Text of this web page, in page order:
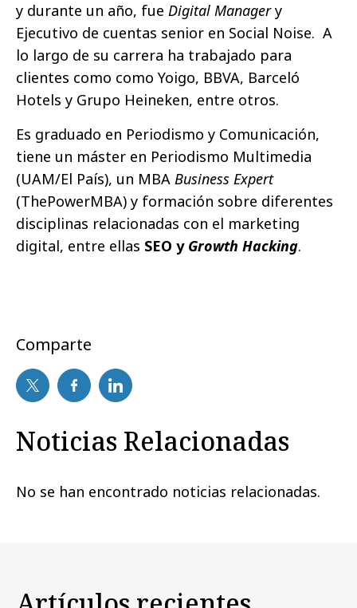
y durante un año, fue Digital Managery
Ejecutivo de cuentas senior en Social Noise. A
lo largo de su carrera ha trabajado para
clientes como como Yoigo, BBVA, Barceló
Hotels y Grupo Heineken, entre otros.
Es graduado en Periodismo y Comunicación,
tiene un máster en Periodismo Multimedia
(UAM/El País), un MBA Business Expert
(ThePowerMBA) y formación sobre diferentes
disciplinas relacionadas con el marketing
digital, entre ellas SEO y Growth Hacking.
Comparte
Noticias Relacionadas
No se han encontrado noticias relacionadas.